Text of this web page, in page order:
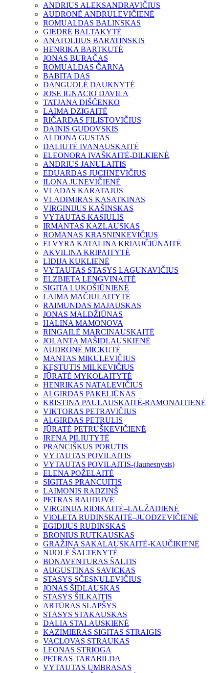
ANDRIUS ALEKSANDRAVIČIUS
AUDRONĖ ANDRULEVIČIENĖ
ROMUALDAS BALINSKAS
GIEDRĖ BALTAKYTĖ
ANATOLIJUS BARATINSKIS
HENRIKA BARTKUTĖ
JONAS BURAČAS
ROMUALDAS ČARNA
BABITA DAS
DANGUOLĖ DAUKNYTĖ
JOSE IGNACIO DAVILA
TATJANA DIŠČENKO
LAIMA DZIGAITĖ
RIČARDAS FILISTOVIČIUS
DAINIS GUDOVSKIS
ALDONA GUSTAS
DALIUTĖ IVANAUSKAITĖ
ELEONORA IVAŠKAITĖ-DILKIENĖ
ANDRIUS JANULAITIS
EDUARDAS JUCHNEVIČIUS
ILONA JUNEVIČIENĖ
VLADAS KARATAJUS
VLADIMIRAS KASATKINAS
VIRGINIJUS KAŠINSKAS
VYTAUTAS KASIULIS
IRMANTAS KAZLAUSKAS
ROMANAS KRASNINKEVIČIUS
ELVYRA KATALINA KRIAUČIŪNAITĖ
AKVILINA KRIPAITYTĖ
LIDIJA KUKLIENĖ
VYTAUTAS STASYS LAGUNAVIČIUS
ELZBIETA LENGVINAITĖ
SIGITA LUKOŠIŪNIENĖ
LAIMA MAČIULAITYTĖ
RAIMUNDAS MAJAUSKAS
JONAS MALDŽIŪNAS
HALINA MAMONOVA
RINGAILĖ MARCINAUSKAITĖ
JOLANTA MAŠIDLAUSKIENĖ
AUDRONĖ MICKUTĖ
MANTAS MIKULEVIČIUS
KĘSTUTIS MILKEVIČIUS
JŪRATĖ MYKOLAITYTĖ
HENRIKAS NATALEVIČIUS
ALGIRDAS PAKELIŪNAS
KRISTINA PAULAUSKAITĖ-RAMONAITIENĖ
VIKTORAS PETRAVIČIUS
ALGIRDAS PETRULIS
JŪRATĖ PETRUŠKEVIČIENĖ
IRENA PILIUTYTĖ
PRANCIŠKUS PORUTIS
VYTAUTAS POVILAITIS
VYTAUTAS POVILAITIS-(Jaunesnysis)
ELENA POŽELAITĖ
SIGITAS PRANCUITIS
LAIMONIS RADZINŠ
PETRAS RAUDUVĖ
VIRGINIJA RIDIKAITĖ–LAUŽADIENĖ
VIOLETA RUDINSKAITĖ–JUODZEVIČIENĖ
EGIDIJUS RUDINSKAS
BRONIUS RUTKAUSKAS
GRAŽINA SAKALAUSKAITĖ-KAUČIKIENĖ
NIJOLĖ ŠALTENYTĖ
BONAVENTŪRAS ŠALTIS
AUGUSTINAS SAVICKAS
STASYS SČESNULEVIČIUS
JONAS ŠIDLAUSKAS
STASYS ŠILKAITIS
ARTŪRAS SLAPŠYS
STASYS STAKAUSKAS
DALIA STALAUSKIENĖ
KAZIMIERAS SIGITAS STRAIGIS
VACLOVAS STRAUKAS
LEONAS STRIOGA
PETRAS TARABILDA
VYTAUTAS UMBRASAS